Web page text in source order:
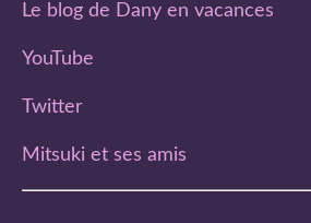
Le blog de Dany en vacances
YouTube
Twitter
Mitsuki et ses amis